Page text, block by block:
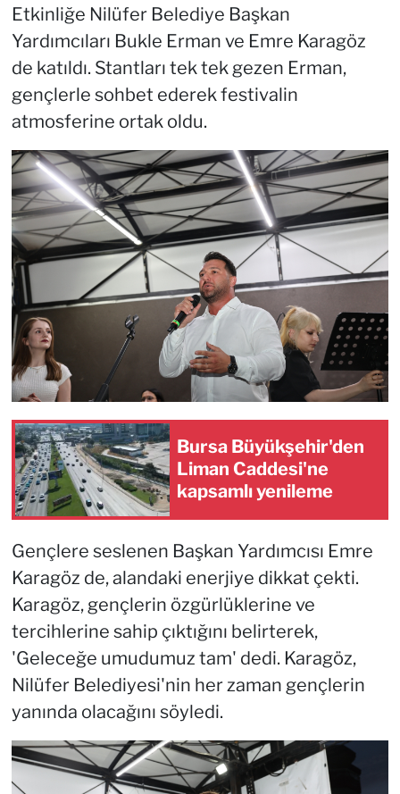
Etkinliğe Nilüfer Belediye Başkan
Yardımcıları Bukle Erman ve Emre Karagöz
de katıldı. Stantları tek tek gezen Erman,
gençlerle sohbet ederek festivalin
atmosferine ortak oldu.
Bursa Büyükşehir'den
Liman Caddesi'ne
kapsamlı yenileme
Gençlere seslenen Başkan Yardımcısı Emre
Karagöz de, alandaki enerjiye dikkat çekti.
Karagöz, gençlerin özgürlüklerine ve
tercihlerine sahip çıktığını belirterek,
'Geleceğe umudumuz tam' dedi. Karagöz,
Nilüfer Belediyesi'nin her zaman gençlerin
yanında olacağını söyledi.